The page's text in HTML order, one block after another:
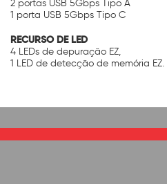
2 portas USB 5Gbps Tipo A
1 porta USB 5Gbps Tipo C
RECURSO DE LED
4 LEDs de depuração EZ,
1 LED de detecção de memória EZ.